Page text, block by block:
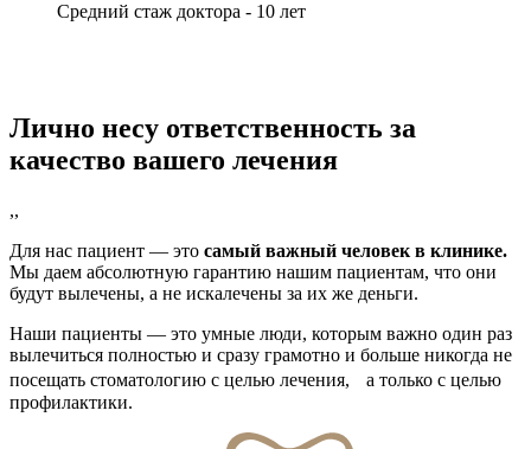
Средний стаж доктора - 10 лет
Лично несу ответственность за
качество вашего лечения
,,
Для нас пациент — это самый важный человек в клинике.
Мы даем абсолютную гарантию нашим пациентам, что они
будут вылечены, а не искалечены за их же деньги.
Наши пациенты — это умные люди, которым важно один раз
вылечиться полностью и сразу грамотно и больше никогда не
посещать стоматологию с целью лечения, а только с целью
профилактики.